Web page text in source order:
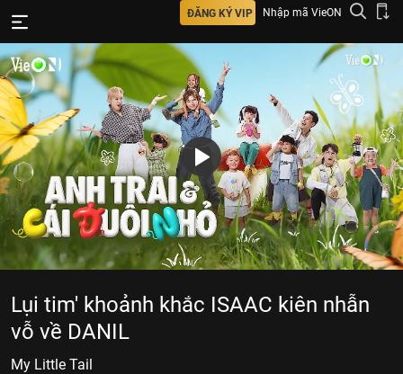
ĐĂNG KÝ VIP Nhập mã VieON
Lụi tim' khoảnh khắc ISAAC kiên nhẫn
vỗ về DANIL
My Little Tail